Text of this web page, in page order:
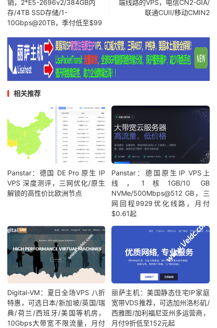
销，2*E5-2696v2/384GB内
存/4TB SSD存储/1-
10Gbps@20TB，季付低至$99
端线路的VPS，电信CN2-GIA/
联通CUII/移动CMIN2
相关推荐
Panstar：德国 DE Pro 原生 IP
VPS 深度测评，三网优化/原生
解锁的高性价比欧洲节点
Panstar：德国原生IP VPS上
线，1核1GB/10 GB
NVMe/500Mbps@512 GB，三
网回程9929优化线路，月付
$0.61起
Digital-VM：夏日全场VPS 八折
特惠，可选日本/新加坡/英国/瑞
典/荷兰/西班牙/美国等机房，
10Gbps大带宽不限流量，月付
丽萨主机：美国静态住宅IP家庭
宽带VDS推荐，可选加州洛杉矶/
西雅图/加利福尼亚州多运营商，
月付9折低至152元起